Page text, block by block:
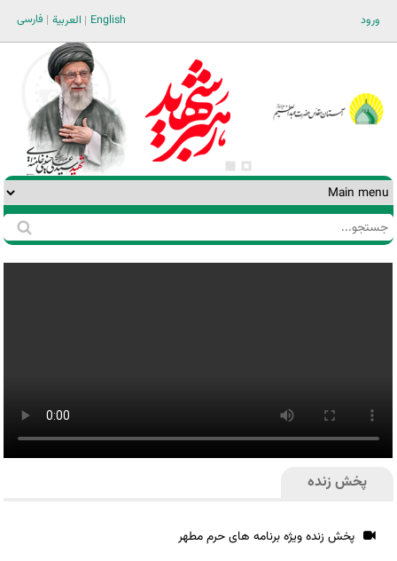
ورود فارسی العربية English
فرم
جستجو
پخش زنده
پخش زنده ویژه برنامه های حرم مطهر